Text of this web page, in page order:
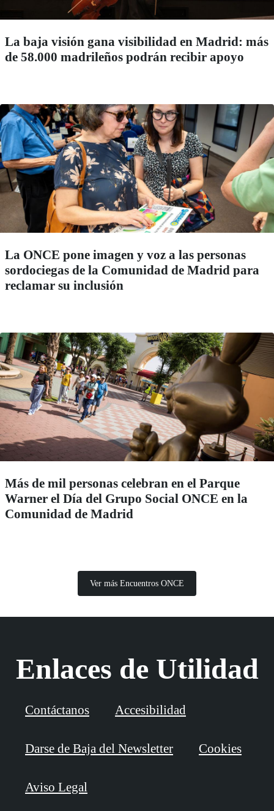
La baja visión gana visibilidad en Madrid: más
de 58.000 madrileños podrán recibir apoyo
La ONCE pone imagen y voz a las personas
sordociegas de la Comunidad de Madrid para
reclamar su inclusión
Más de mil personas celebran en el Parque
Warner el Día del Grupo Social ONCE en la
Comunidad de Madrid
Ver más Encuentros ONCE
Enlaces de Utilidad
Contáctanos Accesibilidad
Darse de Baja del Newsletter Cookies
Aviso Legal